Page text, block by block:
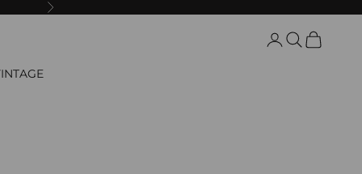
Siguiente
Abrir página de
AbrirAbrir